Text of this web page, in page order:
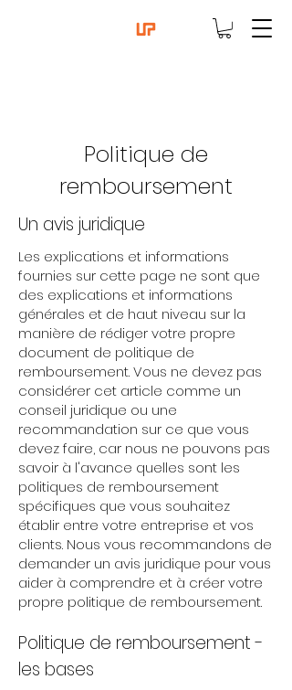
Politique de
remboursement
Un avis juridique
Les explications et informations
fournies sur cette page ne sont que
des explications et informations
générales et de haut niveau sur la
manière de rédiger votre propre
document de politique de
remboursement. Vous ne devez pas
considérer cet article comme un
conseil juridique ou une
recommandation sur ce que vous
devez faire, car nous ne pouvons pas
savoir à l'avance quelles sont les
politiques de remboursement
spécifiques que vous souhaitez
établir entre votre entreprise et vos
clients. Nous vous recommandons de
demander un avis juridique pour vous
aider à comprendre et à créer votre
propre politique de remboursement.
Politique de remboursement -
les bases